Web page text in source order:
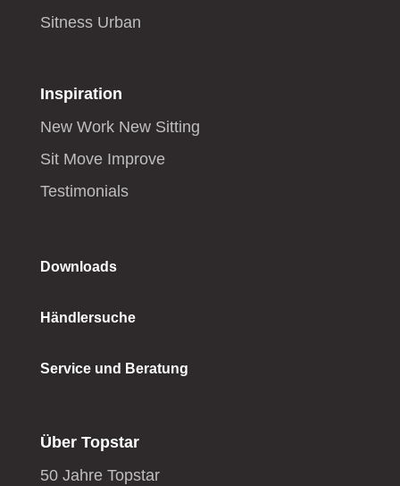
Sitness Urban
Inspiration
New Work New Sitting
Sit Move Improve
Testimonials
Downloads
Händlersuche
Service und Beratung
Über Topstar
50 Jahre Topstar